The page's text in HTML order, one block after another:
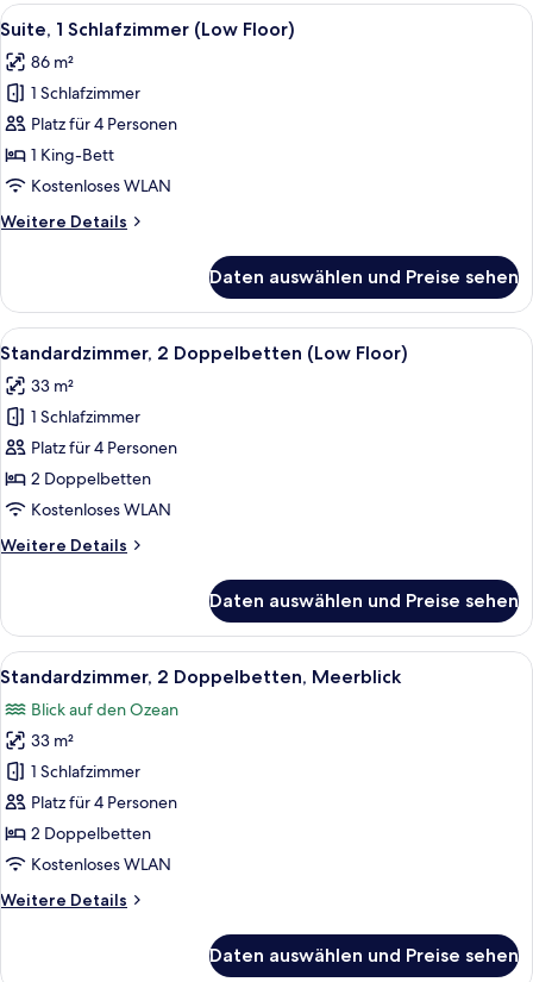
Alle
Fotos
für
Suite,
1
Schlafzimmer
(Low
anzeigen
Ein modernes Wohnzimmer mit
5
Suite, 1 Schlafzimmer (Low Floor)
86 m²
1 Schlafzimmer
Platz für 4 Personen
1 King-Bett
Kostenloses WLAN
Weitere Details
Weitere
1
Schlafzimmer
(Low
Daten auswählen und Preise sehen
Alle
Fotos
für
Standardzimmer,
2 Doppelbetten
(Low
Floor)
Ein Hotelzimmer mit zwei Betten,
5
Standardzimmer, 2 Doppelbetten (Low Floor)
33 m²
1 Schlafzimmer
Platz für 4 Personen
2 Doppelbetten
Kostenloses WLAN
Weitere Details
Weitere
2 Doppelbetten
(Low
Floor)
Daten auswählen und Preise sehen
Alle
Fotos
für
Standardzimmer,
2 Doppelbetten,
Meerblick
anzeigen
Ein Hotelzimmer mit zwei Betten,
6
Standardzimmer, 2 Doppelbetten, Meerblick
Blick auf den Ozean
33 m²
1 Schlafzimmer
Platz für 4 Personen
2 Doppelbetten
Kostenloses WLAN
Weitere Details
Weitere
Daten auswählen und Preise sehen